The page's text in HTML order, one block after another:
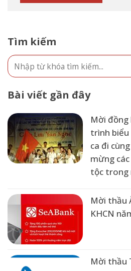
Tìm kiếm
Bài viết gần đây
Mời
trình biểu
ca đi
mừng
tộc trong
Mời thầu
KHCN
Mời thầu